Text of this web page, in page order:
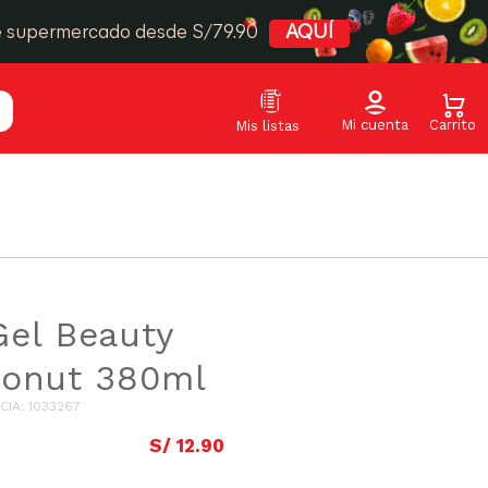
desde S/79.90 AQUÍ
Beauty
380ml
: 1033267
S/ 12.90